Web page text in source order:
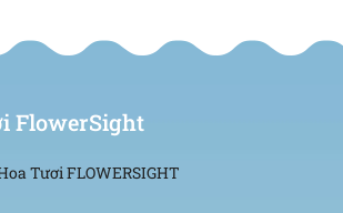
FlowerSight
Tươi FLOWERSIGHT